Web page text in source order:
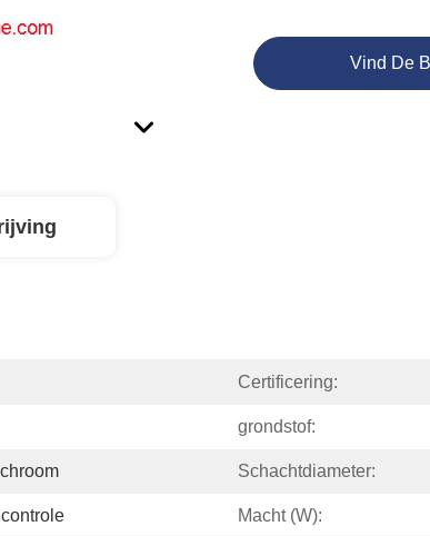
Vind De
Certificering:
grondstof:
Schachtdiameter:
Macht (W):